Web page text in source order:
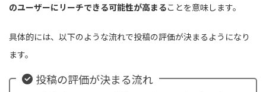
のユーザーにリーチできる可能性が高まることを意味します。
具体的には、以下のような流れで投稿の評価が決まるようになり
ます。
投稿の評価が決まる流れ